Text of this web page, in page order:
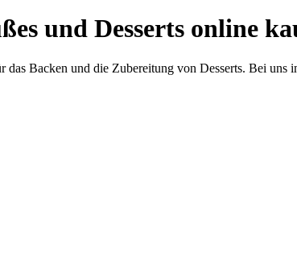
und Desserts online
das Backen und die Zubereitung von Desserts. Bei uns